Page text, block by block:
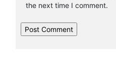
the next time I comment.